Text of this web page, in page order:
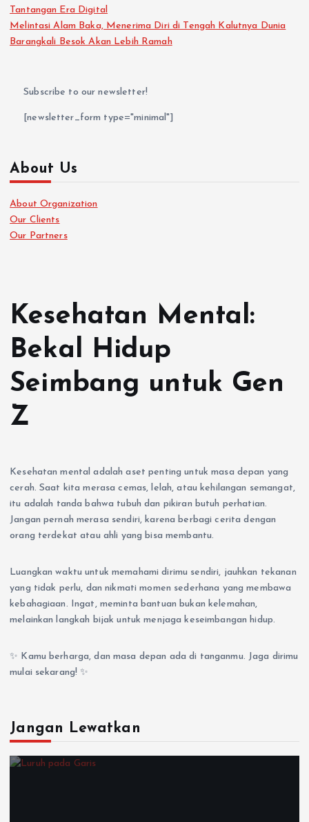
Tantangan Era Digital
Melintasi Alam Baka, Menerima Diri di Tengah Kalutnya Dunia
Barangkali Besok Akan Lebih Ramah
Subscribe to our newsletter!
[newsletter_form type="minimal"]
About Us
About Organization
Our Clients
Our Partners
Kesehatan Mental:
Bekal Hidup
Seimbang untuk Gen
Z
Kesehatan mental adalah aset penting untuk masa depan yang
cerah. Saat kita merasa cemas, lelah, atau kehilangan semangat,
itu adalah tanda bahwa tubuh dan pikiran butuh perhatian.
Jangan pernah merasa sendiri, karena berbagi cerita dengan
orang terdekat atau ahli yang bisa membantu.
Luangkan waktu untuk memahami dirimu sendiri, jauhkan tekanan
yang tidak perlu, dan nikmati momen sederhana yang membawa
kebahagiaan. Ingat, meminta bantuan bukan kelemahan,
melainkan langkah bijak untuk menjaga keseimbangan hidup.
✨ Kamu berharga, dan masa depan ada di tanganmu. Jaga dirimu
mulai sekarang! ✨
Jangan Lewatkan